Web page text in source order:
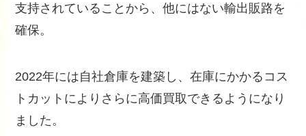
支持されていることから、他にはない輸出販路を
確保。
2022年には自社倉庫を建築し、在庫にかかるコス
トカットによりさらに高価買取できるようになり
ました。